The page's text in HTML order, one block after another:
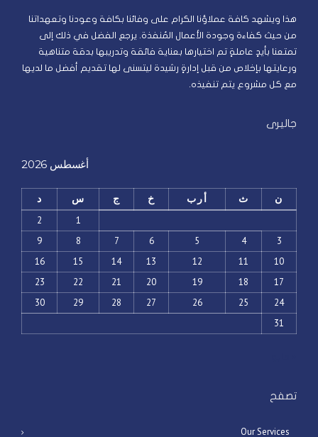
هذا ويشهد كافة عملاؤنا الكرام على وفائنا بكافة وعودنا وتعهداتنا
من حيث كفاءة وجودة الأعمال المُنفذة. يرجع الفضل في ذلك إلى
تمتعنا بأيدٍ عاملةٍ تم اختيارها بعناية فائقة وتدريبها بدقة متناهية
ورعايتها بإخلاص من قبل إدارةٍ رشيدة ليتسنى لها تقديم أفضل ما لديها
مع كل مشروع يتم تنفيذه.
جاليرى
أغسطس 2026
ن ث أرب خ ج س د
1
2
3
4
5
6
7
8
9
10
11
12
13
14
15
16
17
18
19
20
21
22
23
24
25
26
27
28
29
30
31
تصفح
Our Services